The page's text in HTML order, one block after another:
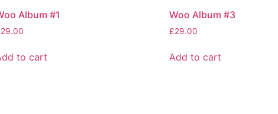
Album #1
29.00
to cart
Woo Album #3
£29.00
Add to cart